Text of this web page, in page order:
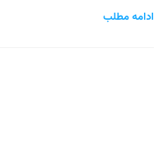
ادامه مطلب